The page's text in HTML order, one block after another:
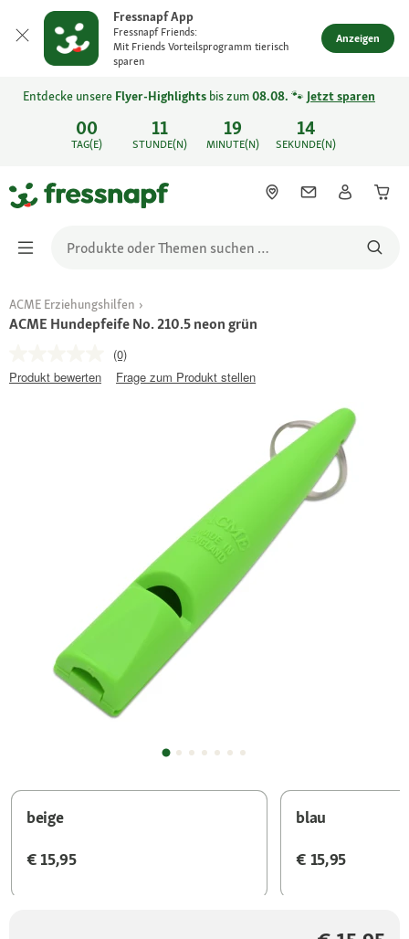
Fressnapf App
Fressnapf Friends:
Mit Friends Vorteilsprogramm tierisch
sparen
Anzeigen
00
TAG(E)
11
STUNDE(N)
19
MINUTE(N)
14
SEKUNDE(N)
Entdecke unsere Flyer-Highlights bis zum08.08. 🐾 Jetzt sparen
ACME Erziehungshilfen
ACME Hundepfeife No. 210.5 neon grün
(0)
Produkt bewerten
Frage zum Produkt stellen
beige
€ 15,95
blau
€ 15,95